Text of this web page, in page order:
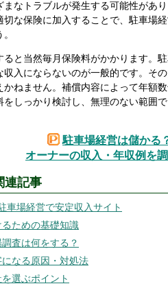
まなトラブルが発生する可能性があ
切な保険に加入することで、駐車場
ると当然毎月保険料がかかります。
収入にならないのが一般的です。そ
かねません。補償内容によって年額
をしっかり検討し、無理のない範囲
駐車場経営は儲かる
オーナーの収入・年収例を
連記事
車場経営で安定収入サイト
ための基礎知識
査は何をする？
なる原因・対処法
選ぶポイント